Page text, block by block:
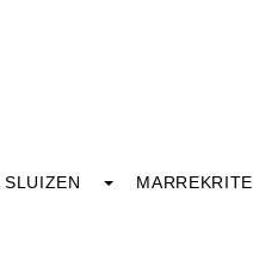
SLUIZEN MARREKRITE